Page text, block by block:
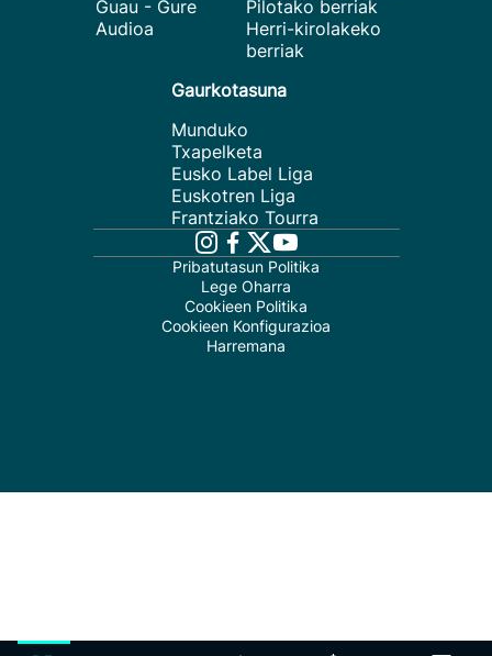
Guau - Gure
Audioa
Pilotako berriak
Herri-kirolakeko
berriak
Gaurkotasuna
Munduko
Txapelketa
Eusko Label Liga
Euskotren Liga
Frantziako Tourra
Pribatutasun Politika
Lege Oharra
Cookieen Politika
Cookieen Konfigurazioa
Harremana